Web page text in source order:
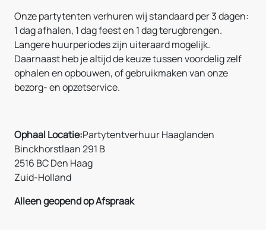
Onze partytenten verhuren wij standaard per 3 dagen:
1 dag afhalen, 1 dag feest en 1 dag terugbrengen.
Langere huurperiodes zijn uiteraard mogelijk.
Daarnaast heb je altijd de keuze tussen voordelig zelf
ophalen en opbouwen, of gebruikmaken van onze
bezorg- en opzetservice.
Ophaal Locatie:Partytentverhuur Haaglanden
Binckhorstlaan 291 B
2516 BC Den Haag
Zuid-Holland
Alleen geopend op Afspraak